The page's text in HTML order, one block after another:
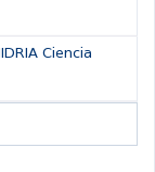
Ciencia